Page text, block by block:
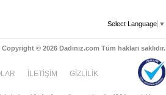
Select Language ▼
İLETİŞİM GİZLİLİK
Copyright © 2026 Dadınız.com Tüm hakları saklıdır.